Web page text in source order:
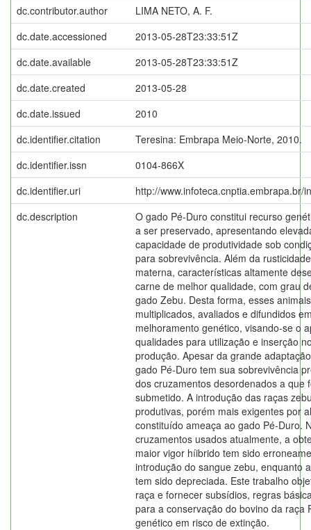
dc.contributor.author
LIMA NETO, A. F.
dc.date.accessioned
2013-05-28T23:33:51Z
dc.date.available
2013-05-28T23:33:51Z
dc.date.created
2013-05-28
dc.date.issued
2010
dc.identifier.citation
Teresina: Embrapa Meio-Norte, 2010.
dc.identifier.issn
0104-866X
dc.identifier.uri
http://www.infoteca.cnptia.embrapa.br/
dc.description
O gado Pé-Duro constitui recurso
a ser preservado, apresentando
capacidade de produtividade sob
para sobrevivência. Além da
materna, características altamente
carne de melhor qualidade, com grau
gado Zebu. Desta forma, esses
multiplicados, avaliados e difundidos
melhoramento genético, visando-se o
qualidades para utilização e inserção
produção. Apesar da grande
gado Pé-Duro tem sua sobrevivência
dos cruzamentos desordenados a que
submetido. A introdução das raças
produtivas, porém mais exigentes por
constituído ameaça ao gado Pé-Duro.
cruzamentos usados atualmente, a
maior vigor híibrido tem sido
introdução do sangue zebu, enquanto
tem sido depreciada. Este trabalho
raça e fornecer subsídios, regras
para a conservação do bovino da raça
genético em risco de extinção.